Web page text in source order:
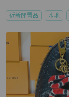
近新閒置品 本地